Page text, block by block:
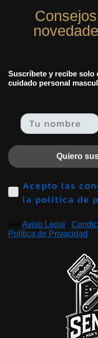
Suscríbete y recibe
cuidado personal
Email
Quiero
Acepto las
la política de
Aviso Legal
Política de Privacidad